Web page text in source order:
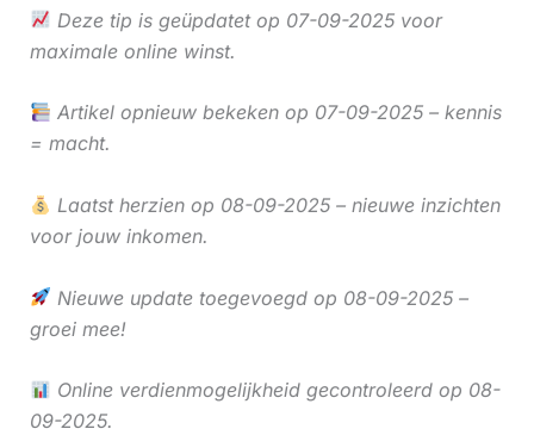
Deze tip is geüpdatet op 07-09-2025 voor
maximale online winst.
Artikel opnieuw bekeken op 07-09-2025 – kennis
= macht.
Laatst herzien op 08-09-2025 – nieuwe inzichten
voor jouw inkomen.
Nieuwe update toegevoegd op 08-09-2025 –
groei mee!
Online verdienmogelijkheid gecontroleerd op 08-
09-2025.